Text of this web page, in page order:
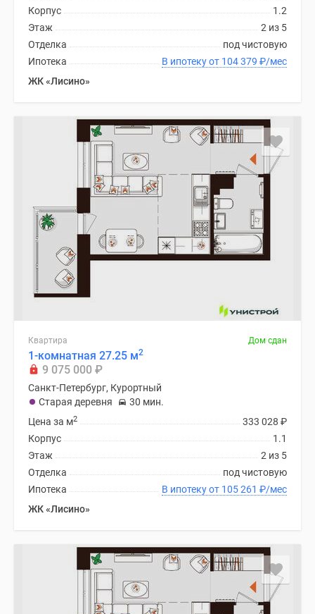
1.2
Корпус
2 из 5
Этаж
под чистовую
Отделка
В ипотеку от 104 379 ₽/мес
Ипотека
ЖК «Лисино»
Квартира Дом сдан
1-комнатная 27.25 м2
9 075 000 ₽
Санкт-Петербург, Курортный
Старая деревня
30 мин.
333 028 ₽
Цена за м2
1.1
Корпус
2 из 5
Этаж
под чистовую
Отделка
В ипотеку от 105 261 ₽/мес
Ипотека
ЖК «Лисино»